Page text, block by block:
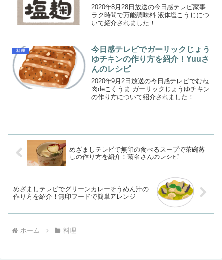
2020年8月28日放送の今日感テレビ家事
ラク時間で万能調味料 液体塩こうじにつ
いて紹介されました！
料理
今日感テレビでガーリックじょう
ゆチキンの作り方を紹介！Yuuさ
んのレシピ
2020年9月2日放送の今日感テレビでむね
肉deこくうま ガーリックじょうゆチキン
の作り方について紹介されました！
めざましテレビで無印の食べるスープで茶碗蒸
しの作り方を紹介！菊名さんのレシピ
めざましテレビでグリーンカレーそうめん汁の
作り方を紹介！無印フードで簡単アレンジ
ホーム 料理